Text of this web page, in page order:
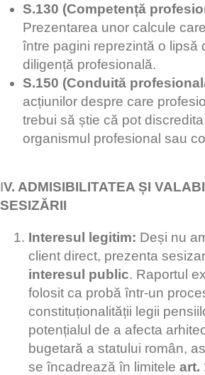
S.130 (Competență
Prezentarea unor calcule
între pagini reprezintă o lipsă
diligență profesională.
S.150 (Conduită
acțiunilor despre care
trebui să știe că pot
organismul profesional sau
IV. ADMISIBILITATEA ȘI
SESIZĂRII
Interesul legitim: Deși nu
client direct, prezenta
interesul public. Raportul
folosit ca probă într-un
constituționalității legii
potențialul de a afecta
bugetară a statului român,
se încadrează în limitele art.